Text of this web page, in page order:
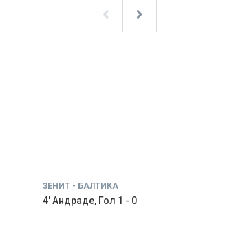
ЗЕНИТ - БАЛТИКА
4' Андраде, Гол 1 - 0